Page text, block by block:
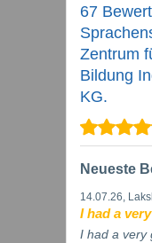
67
Zentrum
Bildung
KG.
Neueste
14.07.26,
I had a
I had a very